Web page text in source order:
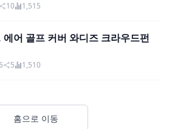
10 1,515
에어 골프 커버 와디즈 크라우드펀
5 1,510
홈으로 이동